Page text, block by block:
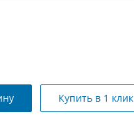
Купить в 1 клик